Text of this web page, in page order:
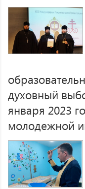
духовный
января 2023
молодежной